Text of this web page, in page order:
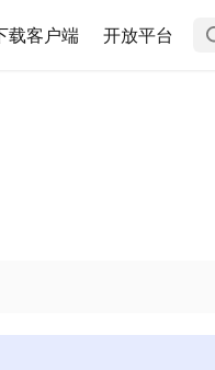
载客户端 开放平台